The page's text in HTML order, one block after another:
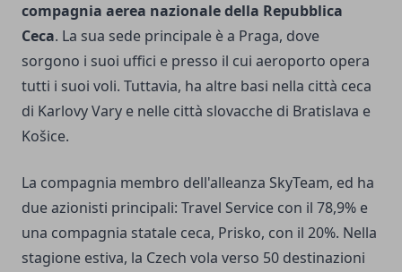
compagnia aerea nazionale della Repubblica
Ceca. La sua sede principale è a Praga, dove
sorgono i suoi uffici e presso il cui aeroporto opera
tutti i suoi voli. Tuttavia, ha altre basi nella città ceca
di Karlovy Vary e nelle città slovacche di Bratislava e
Košice.
La compagnia membro dell'alleanza SkyTeam, ed ha
due azionisti principali: Travel Service con il 78,9% e
una compagnia statale ceca, Prisko, con il 20%. Nella
stagione estiva, la Czech vola verso 50 destinazioni